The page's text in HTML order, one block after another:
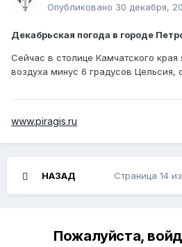
Опубликовано 30 декабря,
Декабрьская погода в городе
Сейчас в столице Камчатского края
воздуха минус 6 градусов Цельсия,
www.piragis.ru
НАЗАД Страница 14
Пожалуйста,